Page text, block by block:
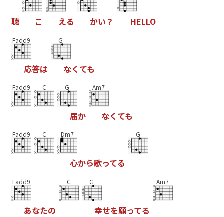
聴 こ える かい ？ HELLO
Fadd9
応答は
G
なく ても
Fadd9 C G
届か
Am7
なく ても
Fadd9 C Dm7
心から歌ってる
G
Fadd9
あなたの
C G
幸せを願ってる
Am7